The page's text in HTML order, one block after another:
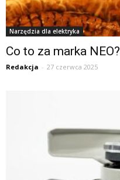
Narzędzia dla elektryka
Co to za marka NEO?
Redakcja - 27 czerwca 2025